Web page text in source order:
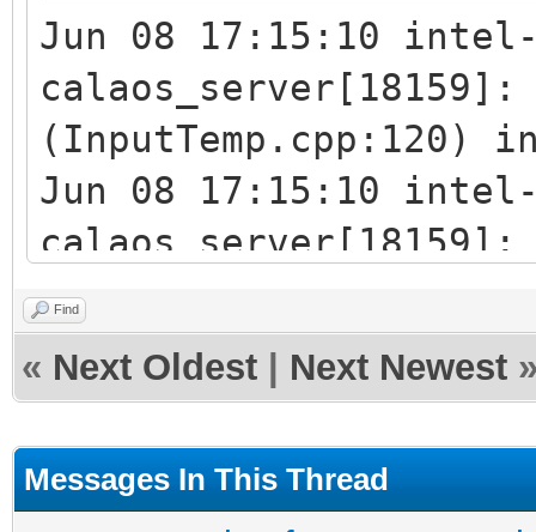
(auto_volets_bas ==
elseif
elseif
Jun 08 17:15:10
(InputTemp.cpp:120)
Jun 08 17:15:10
actions)
Jun 08 17:15:10
(ScriptExec.cpp:39)
Find
« Next Oldest Next Newest
Messages In This Thread